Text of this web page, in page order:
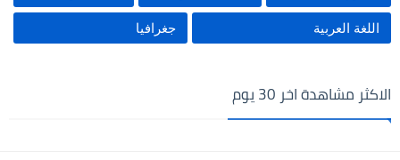
اللغة العربية جغرافيا
الاكثر مشاهدة اخر 30 يوم